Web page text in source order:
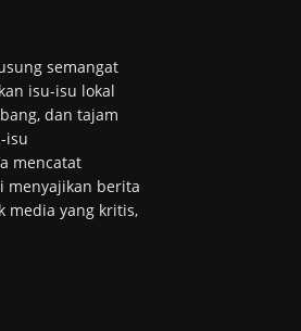
semangat
isu-isu lokal
dan tajam
isu
mencatat
menyajikan berita
media yang kritis,